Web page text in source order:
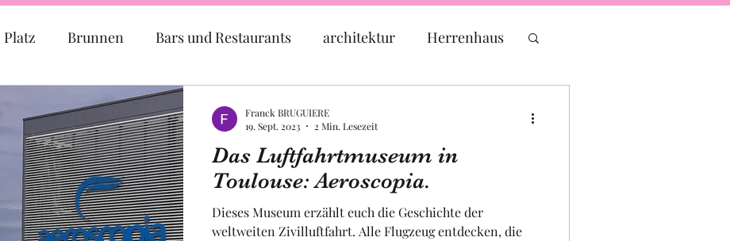
Platz Brunnen Bars und Restaurants architektur Herrenhaus
Garten Ausstellung
Politik Statue Skulptur Pastell lokales Handwerk
Obst und Gemüse Luftfahrt Fakultät Universität
Das Luftfahrtmuseum in
Toulouse: Aeroscopia.
Dieses Museum erzählt euch die Geschichte der
weltweiten Zivilluftfahrt. Alle Flugzeug entdecken, die
Franck BRUGUIERE
19. Sept. 2023
2 Min. Lesezeit